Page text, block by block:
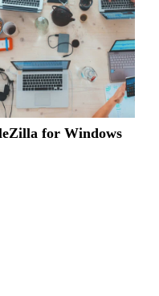
for Windows